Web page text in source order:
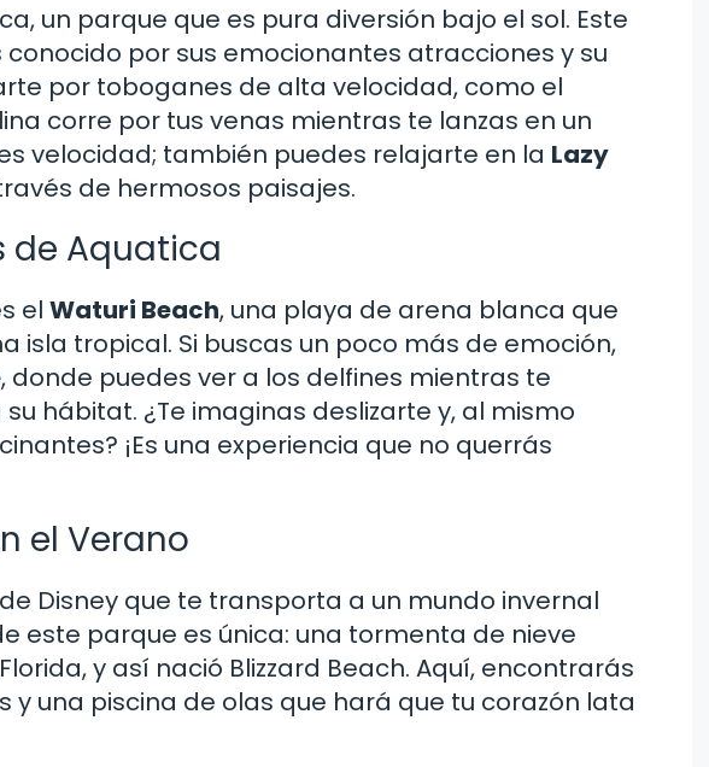
un parque que es pura diversión bajo el sol. Este
por sus emocionantes atracciones y su
por toboganes de alta velocidad, como el
corre por tus venas mientras te lanzas en un
velocidad; también puedes relajarte en la Lazy
de hermosos paisajes.
de Aquatica
el Waturi Beach, una playa de arena blanca que
isla tropical. Si buscas un poco más de emoción,
, donde puedes ver a los delfines mientras te
hábitat. ¿Te imaginas deslizarte y, al mismo
¡Es una experiencia que no querrás
el Verano
Disney que te transporta a un mundo invernal
este parque es única: una tormenta de nieve
y así nació Blizzard Beach. Aquí, encontrarás
una piscina de olas que hará que tu corazón lata